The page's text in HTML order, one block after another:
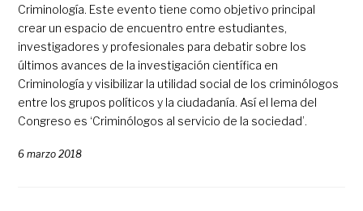
Criminología. Este evento tiene como objetivo principal
crear un espacio de encuentro entre estudiantes,
investigadores y profesionales para debatir sobre los
últimos avances de la investigación científica en
Criminología y visibilizar la utilidad social de los criminólogos
entre los grupos políticos y la ciudadanía. Así el lema del
Congreso es ‘Criminólogos al servicio de la sociedad’.
6 marzo 2018